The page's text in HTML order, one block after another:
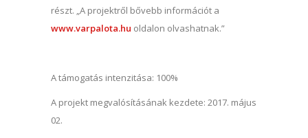
részt. „A projektről bővebb információt a
www.varpalota.hu oldalon olvashatnak.”
A támogatás intenzitása: 100%
A projekt megvalósításának kezdete: 2017. május
02.